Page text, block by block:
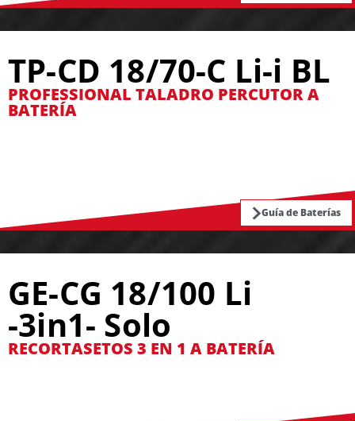
TP-CD 18/70-C Li-i BL
PROFESSIONAL TALADRO PERCUTOR A
BATERÍA
Guía de Baterías
GE-CG 18/100 Li
-3in1- Solo
RECORTASETOS 3 EN 1 A BATERÍA